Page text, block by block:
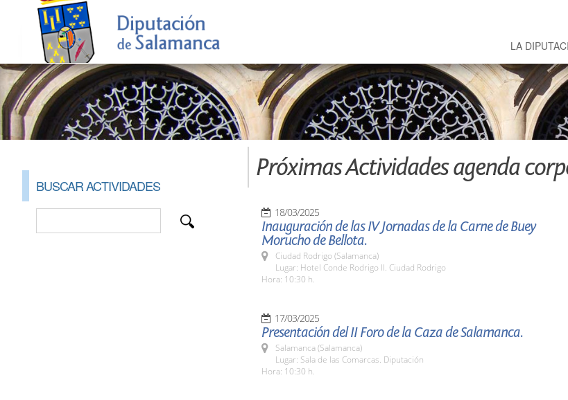
LA
BUSCAR ACTIVIDADES
Próximas Actividades agenda
18/03/2025
Inauguración de las IV Jornadas de la Carne de Buey
Morucho de Bellota.
Ciudad Rodrigo (Salamanca)
Lugar: Hotel Conde Rodrigo II. Ciudad Rodrigo
Hora: 10:30 h.
17/03/2025
Presentación del II Foro de la Caza de Salamanca.
Salamanca (Salamanca)
Lugar: Sala de las Comarcas. Diputación
Hora: 10:30 h.